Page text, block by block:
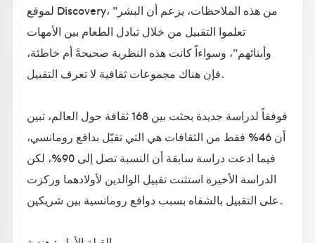
لموقع Discovery، "من هذه الملاحظات، يزعم أن البشر
تعلموا التقبيل من خلال تبادل الطعام بين الأمهات
وأبنائهم"، وسواءاً كانت هذه النظرية صحيحةً أم خاطئة،
فإن هناك مجموعات ثقافية لا تعرف التقبيل.
فوفقاً لدراسة جديدة بحثت بين 168 ثقافة حول العالم، تبين
أن 46% فقط من الثقافات هي التي تقبّل بدافع رومانسي،
فيما ادعت دراسة سابقة أن النسبة تصل إلى 90%، لكن
الدراسة الأخيرة استثنت تقبيل الوالدين لأولادهما وركزت
على التقبيل بالشفاه بسبب دوافع رومانسية بين شريكين.